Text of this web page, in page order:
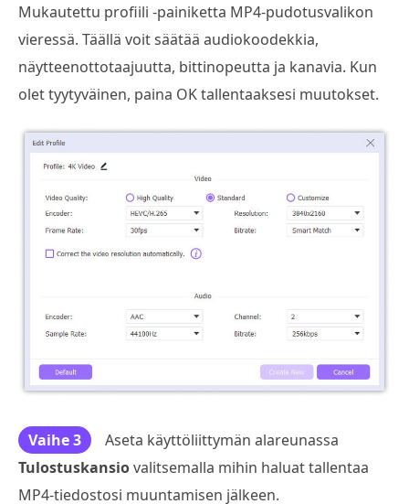
Mukautettu profiili -painiketta MP4-pudotusvalikon
vieressä. Täällä voit säätää audiokoodekkia,
näytteenottotaajuutta, bittinopeutta ja kanavia. Kun
olet tyytyväinen, paina OK tallentaaksesi muutokset.
Vaihe 3
Aseta käyttöliittymän alareunassa
Tulostuskansiovalitsemalla mihin haluat tallentaa
MP4-tiedostosi muuntamisen jälkeen.